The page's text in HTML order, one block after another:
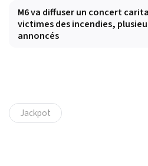
M6 va diffuser un concert
victimes des incendies,
annoncés
Jackpot